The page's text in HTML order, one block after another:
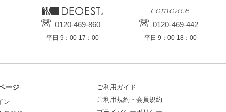
0120-469-860
平日 9：00-17：00
0120-469-442
平日 9：00-18：00
ージ
ン
ご利用ガイド
ご利用規約・会員規約